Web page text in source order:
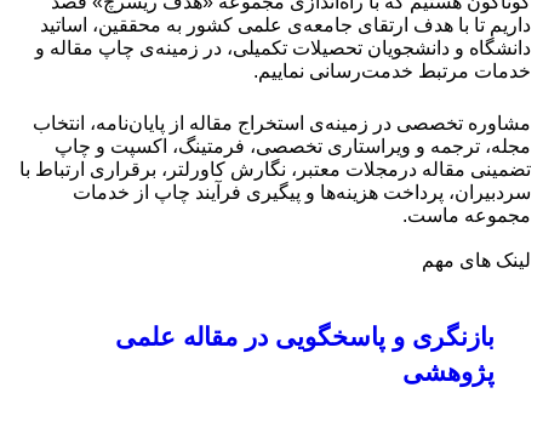
داریم تا با هدف ارتقای جامعه‌ی علمی کشور به محققین، اساتید
دانشگاه و دانشجویان تحصیلات تکمیلی، در زمینه‌ی چاپ مقاله و
خدمات مرتبط خدمت‌رسانی نماییم.
مشاوره تخصصی در زمینه‌ی استخراج مقاله از پایان‌نامه، انتخاب
مجله، ترجمه و ویراستاری تخصصی، فرمتینگ، اکسپت و چاپ
تضمینی مقاله درمجلات معتبر، نگارش کاورلتر، برقراری ارتباط با
سردبیران، پرداخت هزینه‌ها و پیگیری فرآیند چاپ از خدمات
مجموعه ماست.
لینک های مهم
بازنگری و پاسخگویی در مقاله علمی
پژوهشی